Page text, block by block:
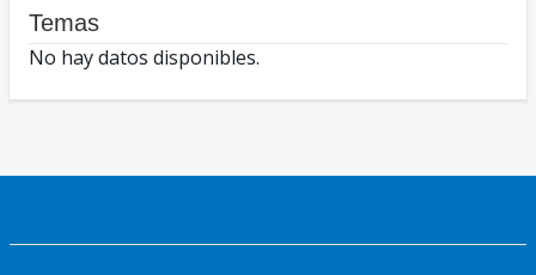
Temas
No hay datos disponibles.